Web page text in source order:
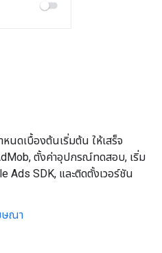
หนดเบื้องต้นเริ่มต้น ให้เสร็จ
ตั้งค่าอุปกรณ์ทดสอบ, เริ่ม
Ads SDK, และติดตั้งเวอร์ชัน
ษณา